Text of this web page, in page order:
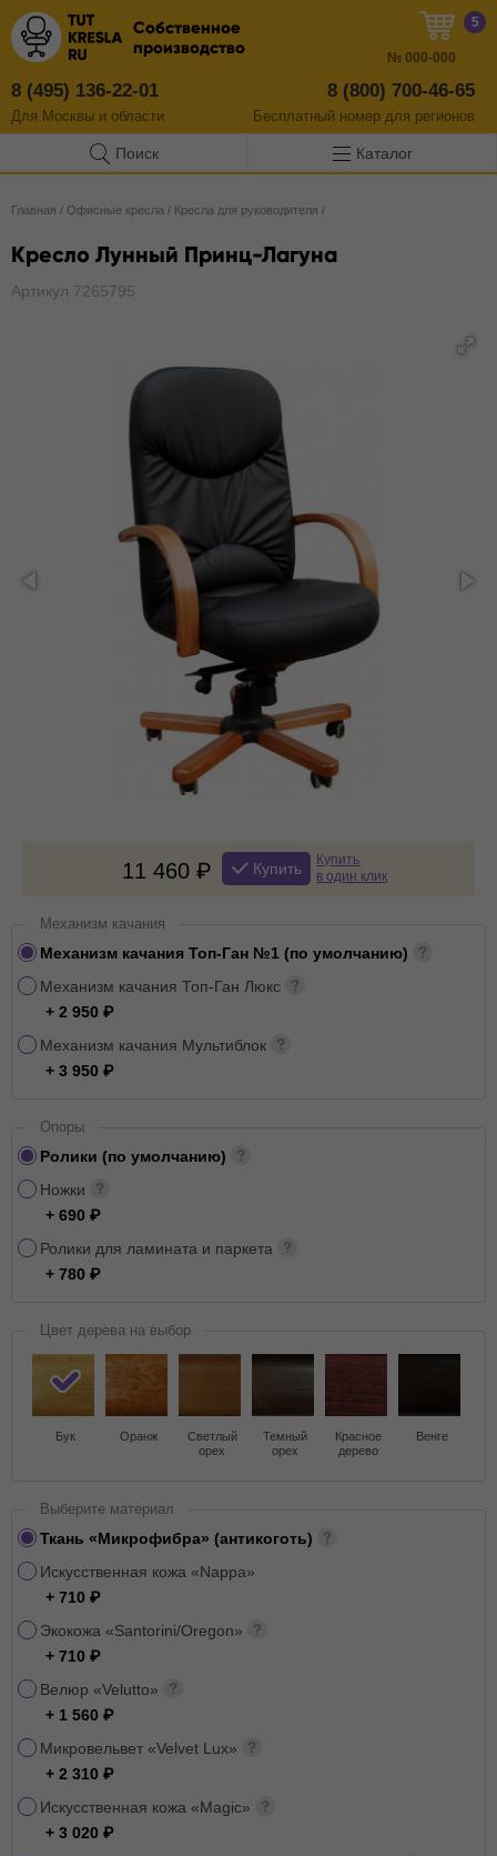
Собственное
производство
8 (495) 136-22-01
Для Москвы и области
8 (800) 700-46-65
Бесплатный номер для регионов
5
№ 000-000
Поиск Каталог
Главная / Офисные кресла / Кресла для руководителя /
Кресло Лунный Принц-Лагуна
Артикул 7265795
11 460 Купить
Купить
в один клик
Механизм качания
Механизм качания Топ-Ган №1 (по умолчанию)
Механизм качания Топ-Ган Люкс
+ 2 950
Механизм качания Мультиблок
+ 3 950
Опоры
Ролики (по умолчанию)
Ножки
+ 690
Ролики для ламината и паркета
+ 780
Цвет дерева на выбор
Бук Оранж
Светлый
орех
Темный
орех
Красное
дерево
Венге
Выберите материал
Ткань «Микрофибра» (антикоготь)
Искусственная кожа «Nappa»
+ 710
Экокожа «Santorini/Oregon»
+ 710
Велюр «Velutto»
+ 1 560
Микровельвет «Velvet Lux»
+ 2 310
Искусственная кожа «Magic»
+ 3 020